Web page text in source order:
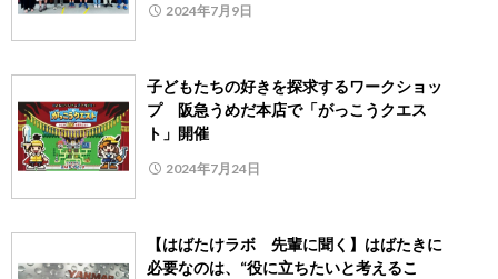
2024年7月9日
子どもたちの好きを探求するワークショッ
プ 阪急うめだ本店で「がっこうクエス
ト」開催
2024年7月24日
【はばたけラボ 先輩に聞く】はばたきに
必要なのは、“役に立ちたいと考えるこ